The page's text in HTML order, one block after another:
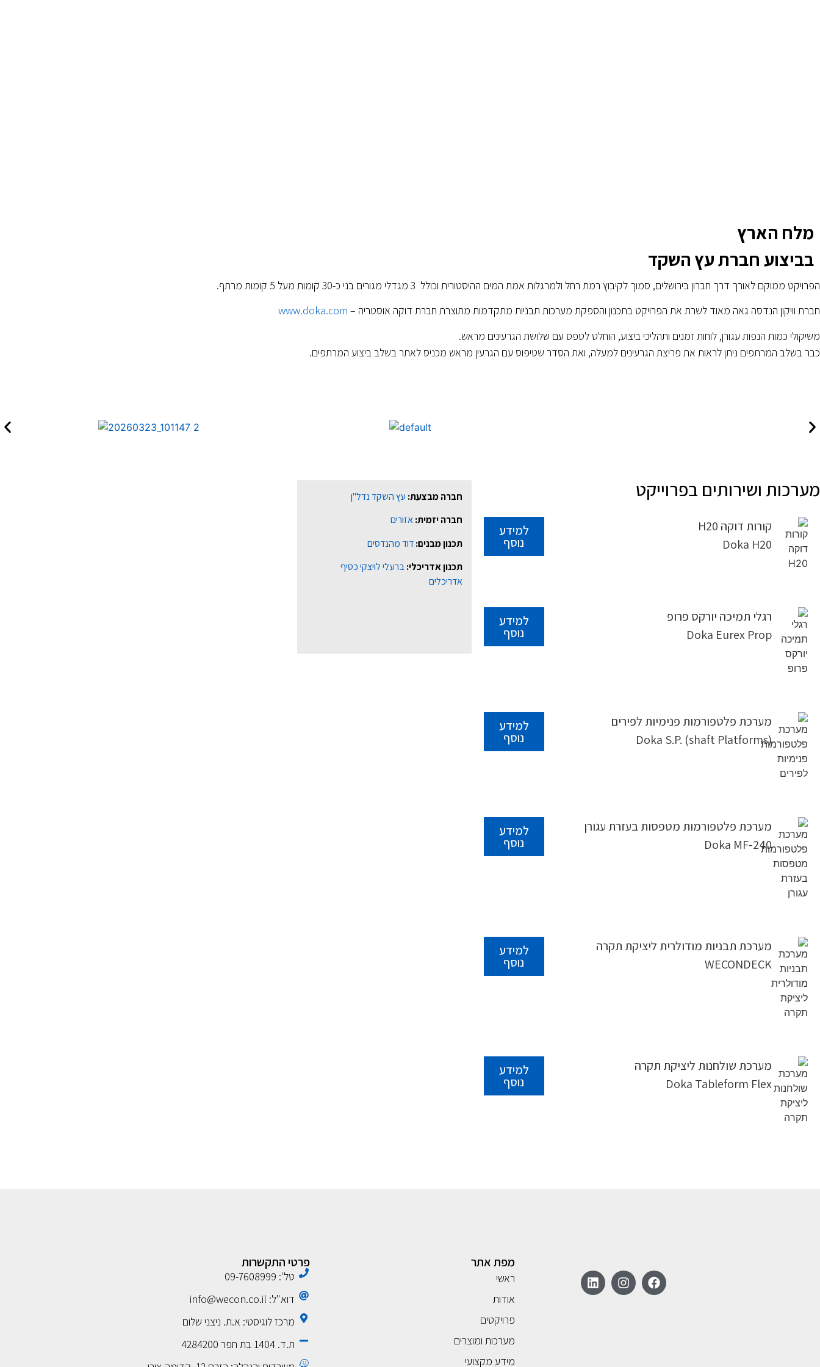
מלח הארץ
בביצוע חברת עץ השקד
הפרויקט ממוקם לאורך דרך חברון בירושלים, סמוך לקיבוץ רמת רחל ולמרגלות אמת המים ההיסטורית וכולל 3 מגדלי מגורים בני כ-30 קומות מעל 5 קומות מרתף.
חברת וויקון הנדסה גאה מאוד לשרת את הפרויקט בתכנון והספקת מערכות תבניות מתקדמות מתוצרת חברת דוקה אוסטריה – www.doka.com
משיקולי כמות הנפות עגורן, לוחות זמנים ותהליכי ביצוע, הוחלט לטפס עם שלושת הגרעינים מראש.
כבר בשלב המרתפים ניתן לראות את פריצת הגרעינים למעלה, ואת הסדר שטיפוס עם הגרעין מראש מכניס לאתר בשלב ביצוע המרתפים.
מערכות ושירותים בפרוייקט
קורות דוקה H20
Doka H20
למידע
נוסף
רגלי תמיכה יורקס פרופ
Doka Eurex Prop
למידע
נוסף
מערכת פלטפורמות פנימיות לפירים
Doka S.P. (shaft Platforms)
למידע
נוסף
מערכת פלטפורמות מטפסות בעזרת עגורן
Doka MF-240
למידע
נוסף
מערכת תבניות מודולרית ליציקת תקרה
WECONDECK
למידע
נוסף
מערכת שולחנות ליציקת תקרה
Doka Tableform Flex
למידע
נוסף
חברה מבצעת: עץ השקד נדל"ן
חברה יזמית:אזורים
תכנון מבנים:דוד מהנדסים
תכנון אדריכלי:ברעלי לויצקי כסיף
אדריכלים
מפת אתר
ראשי
אודות
פרויקטים
מערכות ומוצרים
מידע מקצועי
פרטי התקשרות
טל': 09-7608999
דוא"ל: info@wecon.co.il
מרכז לוגיסטי: א.ת. ניצני שלום
ת.ד. 1404 בת חפר 4284200